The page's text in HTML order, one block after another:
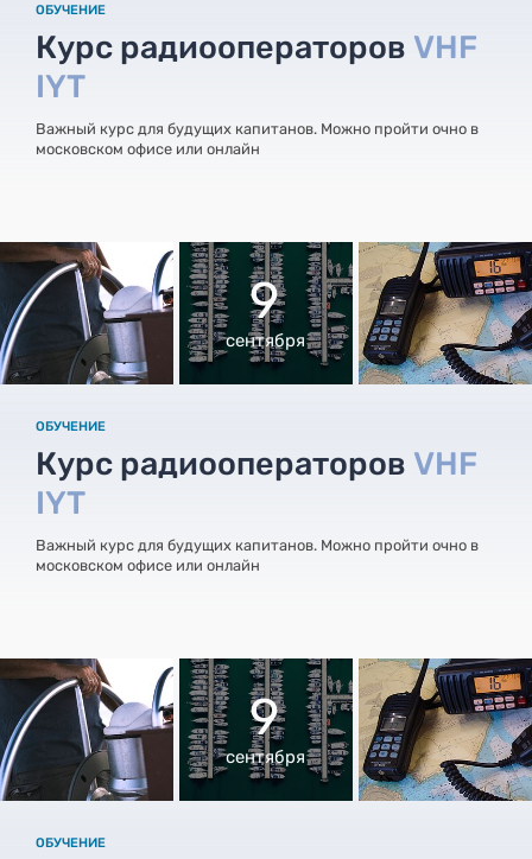
ОБУЧЕНИЕ
Курс радиооператоров VHF
IYT
Важный курс для будущих капитанов. Можно пройти очно в
московском офисе или онлайн
9
сентября
ОБУЧЕНИЕ
Курс радиооператоров VHF
IYT
Важный курс для будущих капитанов. Можно пройти очно в
московском офисе или онлайн
9
сентября
ОБУЧЕНИЕ